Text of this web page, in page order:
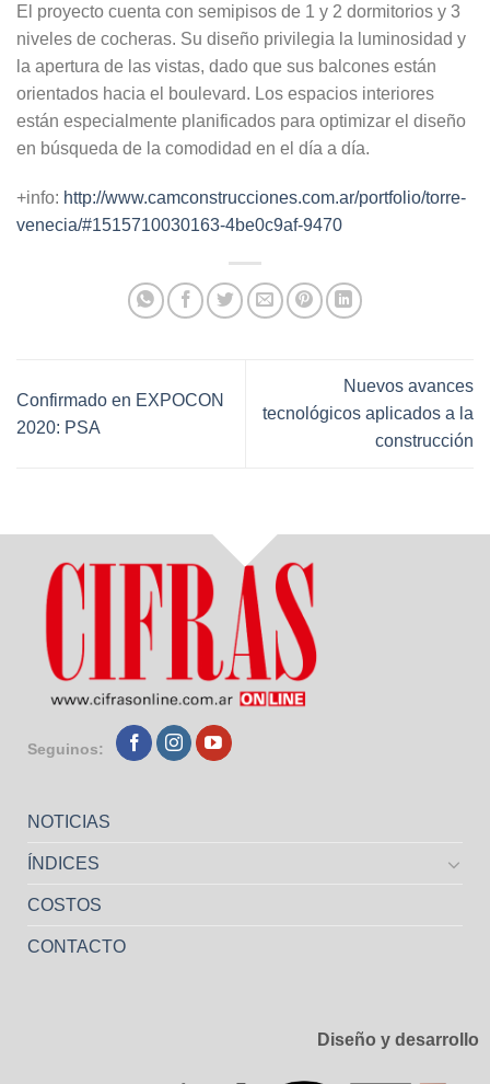
El proyecto cuenta con semipisos de 1 y 2 dormitorios y 3
niveles de cocheras. Su diseño privilegia la luminosidad y
la apertura de las vistas, dado que sus balcones están
orientados hacia el boulevard. Los espacios interiores
están especialmente planificados para optimizar el diseño
en búsqueda de la comodidad en el día a día.
+info: http://www.camconstrucciones.com.ar/portfolio/torre-
venecia/#1515710030163-4be0c9af-9470
Confirmado en EXPOCON
2020: PSA
Nuevos avances
tecnológicos aplicados a la
construcción
Seguinos:
NOTICIAS
ÍNDICES
COSTOS
CONTACTO
Diseño y desarrollo